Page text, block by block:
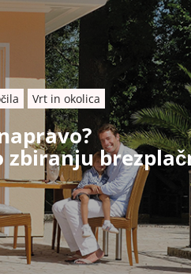
Vrt in okolica
zbiranju